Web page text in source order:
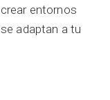
entornos
adaptan a tu